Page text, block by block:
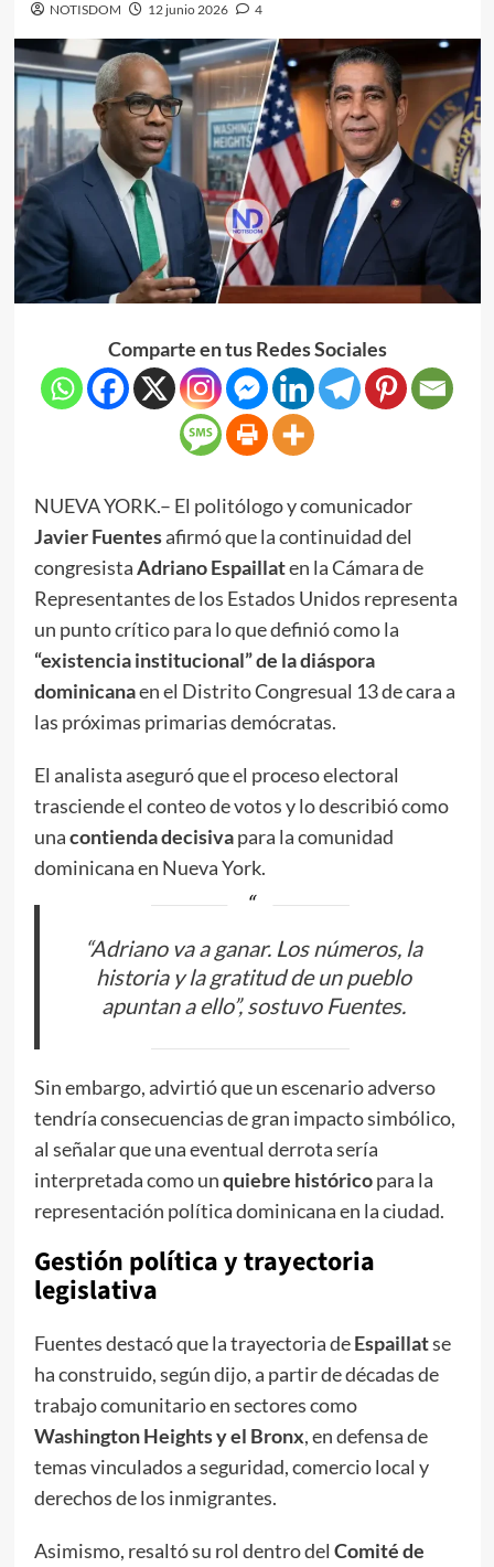
NOTISDOM 12 junio 2026 4
Comparte en tus Redes Sociales
NUEVA YORK.– El politólogo y comunicador
Javier Fuentesafirmó que la continuidad del
congresistaAdriano Espaillaten la Cámara de
Representantes de los Estados Unidos representa
un punto crítico para lo que definió como la
“existencia institucional” de la diáspora
dominicanaen el Distrito Congresual 13 de cara a
las próximas primarias demócratas.
El analista aseguró que el proceso electoral
trasciende el conteo de votos y lo describió como
unacontienda decisivapara la comunidad
dominicana en Nueva York.
“Adriano va a ganar. Los números, la
historia y la gratitud de un pueblo
apuntan a ello”, sostuvo Fuentes.
Sin embargo, advirtió que un escenario adverso
tendría consecuencias de gran impacto simbólico,
al señalar que una eventual derrota sería
interpretada como unquiebre históricopara la
representación política dominicana en la ciudad.
Gestión política y trayectoria
legislativa
Fuentes destacó que la trayectoria deEspaillatse
ha construido, según dijo, a partir de décadas de
trabajo comunitario en sectores como
Washington Heights y el Bronx, en defensa de
temas vinculados a seguridad, comercio local y
derechos de los inmigrantes.
Asimismo, resaltó su rol dentro del Comité de